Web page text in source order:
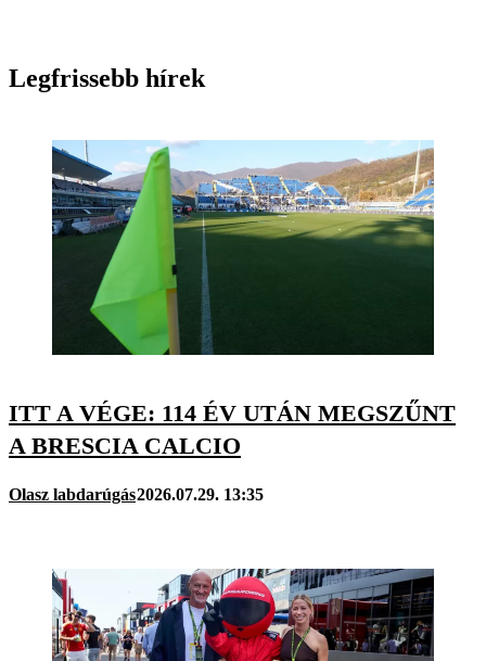
Legfrissebb hírek
ITT A VÉGE: 114 ÉV UTÁN MEGSZŰNT
A BRESCIA CALCIO
Olasz labdarúgás2026.07.29. 13:35